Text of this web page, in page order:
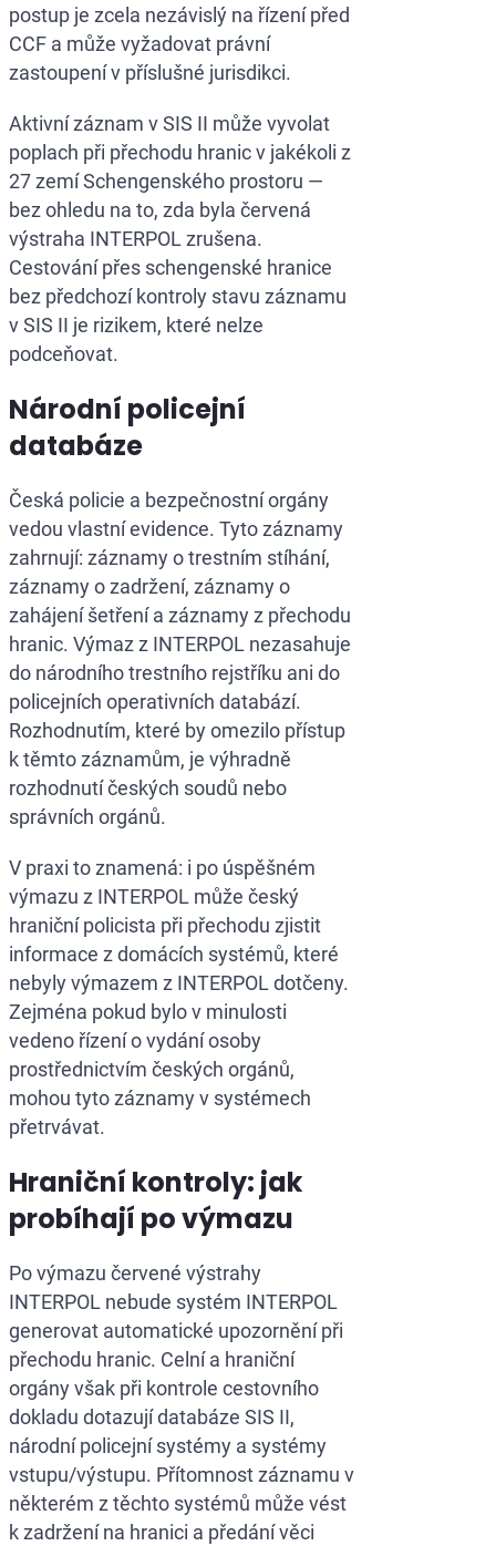
postup je zcela nezávislý na řízení před
CCF a může vyžadovat právní
zastoupení v příslušné jurisdikci.
Aktivní záznam v SIS II může vyvolat
poplach při přechodu hranic v jakékoli z
27 zemí Schengenského prostoru —
bez ohledu na to, zda byla červená
výstraha INTERPOL zrušena.
Cestování přes schengenské hranice
bez předchozí kontroly stavu záznamu
v SIS II je rizikem, které nelze
podceňovat.
Národní policejní
databáze
Česká policie a bezpečnostní orgány
vedou vlastní evidence. Tyto záznamy
zahrnují: záznamy o trestním stíhání,
záznamy o zadržení, záznamy o
zahájení šetření a záznamy z přechodu
hranic. Výmaz z INTERPOL nezasahuje
do národního trestního rejstříku ani do
policejních operativních databází.
Rozhodnutím, které by omezilo přístup
k těmto záznamům, je výhradně
rozhodnutí českých soudů nebo
správních orgánů.
V praxi to znamená: i po úspěšném
výmazu z INTERPOL může český
hraniční policista při přechodu zjistit
informace z domácích systémů, které
nebyly výmazem z INTERPOL dotčeny.
Zejména pokud bylo v minulosti
vedeno řízení o vydání osoby
prostřednictvím českých orgánů,
mohou tyto záznamy v systémech
přetrvávat.
Hraniční kontroly: jak
probíhají po výmazu
Po výmazu červené výstrahy
INTERPOL nebude systém INTERPOL
generovat automatické upozornění při
přechodu hranic. Celní a hraniční
orgány však při kontrole cestovního
dokladu dotazují databáze SIS II,
národní policejní systémy a systémy
vstupu/výstupu. Přítomnost záznamu v
některém z těchto systémů může vést
k zadržení na hranici a předání věci